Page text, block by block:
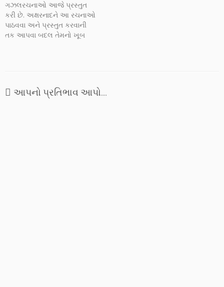
મૂકવા બદલ શ્રી જશવંત
મહેતાનો ખૂબ ખૂબ આભાર.
આવો, આજે…
ગઝલરચનાઓ આજે પ્રસ્તુત
કરી છે. અક્ષરનાદને આ રચનાઓ
પાઠવવા અને પ્રસ્તુત કરવાની
તક આપવા બદલ તેમનો ખૂબ
આપનો પ્રતિભાવ આપો....